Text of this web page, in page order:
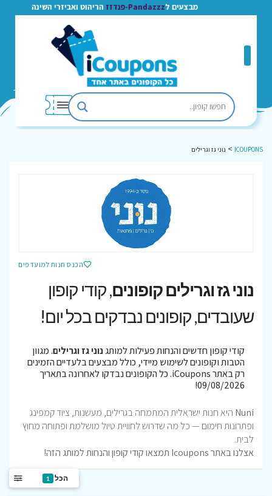
מבצעים ל Pandazzz-פנדזז הריהוט ואביזרי השינה
ICOUPONS
> נוני גז וגרילים
הכנס חנות למועדפים
נוני גז וגרילים קופונים, קודי קופון
שעובדים, קופונים נבדקים בכל יום!
קודי קופון חדשים והנחות פעילות למותגנוני גז וגרילים. מגוון
הטבות וקופונים לשימוש מיידי, כולל מבצעים בלעדיים הזמינים
רק באתר iCoupons. כל הקופונים נבדקו לאחרונה בתאריך
09/08/2026!
Nuni היא חנות ישראלית המתמחה בגרילים, מעשנות, ציוד קמפינג
ופתרונות חימום — כל מה שדרוש לחוויית טיול מושלמת ופתוחה מחוץ
לבית.
אצלנו באתר Icoupons תמצאו קודי קופון והנחות למותג הזה!
הכל 1